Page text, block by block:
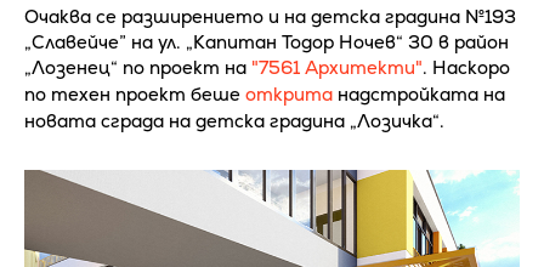
Очаква се разширението и на детска градина №193
„Славейче” на ул. „Капитан Тодор Ночев“ 30 в район
„Лозенец“ по проект на "7561 Архитекти". Наскоро
по техен проект беше открита надстройката на
новата сграда на детска градина „Лозичка“.